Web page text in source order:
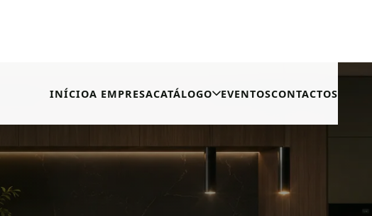
INÍCIOA EMPRESACATÁLOGO EVENTOSCONTACTOS